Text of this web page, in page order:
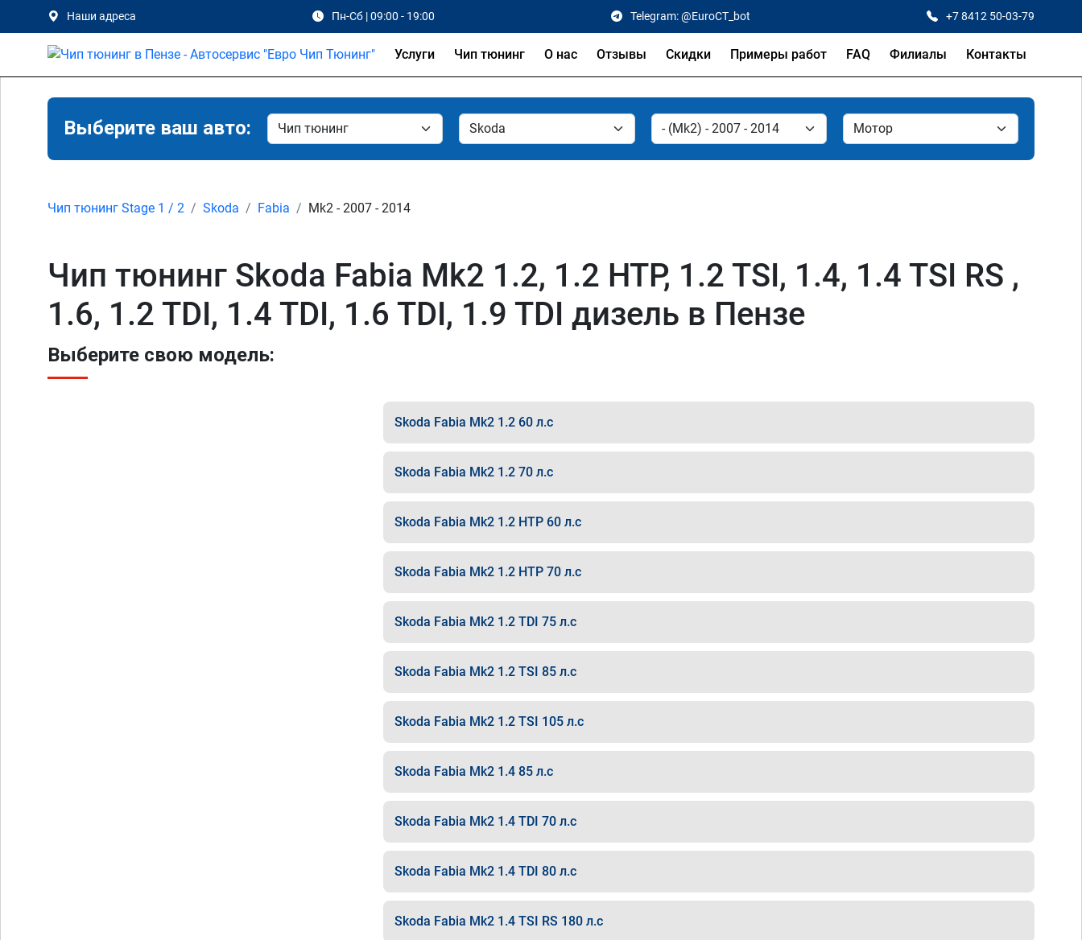
Наши адреса Пн-Сб | 09:00 - 19:00 Telegram: @EuroCT_bot +7 8412 50-03-79
Услуги Чип тюнинг О нас Отзывы Скидки Примеры работ FAQ Филиалы Контакты
Выберите ваш авто:
Чип тюнинг Stage 1 / 2 Skoda Fabia Mk2 - 2007 - 2014
Чип тюнинг Skoda Fabia Mk2 1.2, 1.2 HTP, 1.2 TSI, 1.4, 1.4 TSI RS ,
1.6, 1.2 TDI, 1.4 TDI, 1.6 TDI, 1.9 TDI дизель в Пензе
Выберите свою модель:
Skoda Fabia Mk2 1.2 60 л.с
Skoda Fabia Mk2 1.2 70 л.с
Skoda Fabia Mk2 1.2 HTP 60 л.с
Skoda Fabia Mk2 1.2 HTP 70 л.с
Skoda Fabia Mk2 1.2 TDI 75 л.с
Skoda Fabia Mk2 1.2 TSI 85 л.с
Skoda Fabia Mk2 1.2 TSI 105 л.с
Skoda Fabia Mk2 1.4 85 л.с
Skoda Fabia Mk2 1.4 TDI 70 л.с
Skoda Fabia Mk2 1.4 TDI 80 л.с
Skoda Fabia Mk2 1.4 TSI RS 180 л.с